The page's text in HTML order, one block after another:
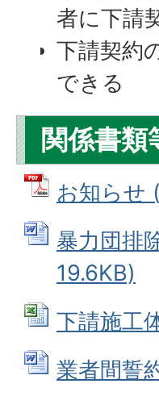
者に下請
下請契約
できる
関係書類
お知らせ
暴力団排
19.6KB)
下請施工
業者間誓